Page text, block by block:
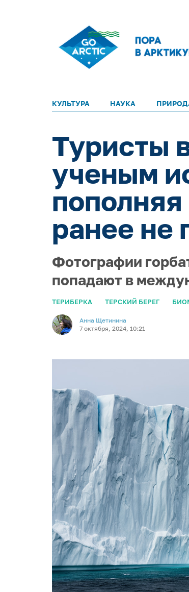
КУЛЬТУРА НАУКА
Туристы
ученым
ранее не
Фотографии
попадают в
ТЕРИБЕРКА ТЕРСКИЙ БЕРЕГ
Анна Щетинина
7 октября, 2024, 10:21